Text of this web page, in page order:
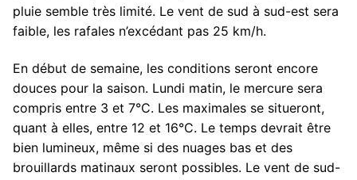
pluie semble très limité. Le vent de sud à sud-est sera
faible, les rafales n’excédant pas 25 km/h.
En début de semaine, les conditions seront encore
douces pour la saison. Lundi matin, le mercure sera
compris entre 3 et 7°C. Les maximales se situeront,
quant à elles, entre 12 et 16°C. Le temps devrait être
bien lumineux, même si des nuages bas et des
brouillards matinaux seront possibles. Le vent de sud-